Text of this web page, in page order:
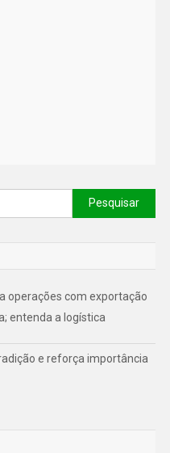
operações com exportação
entenda a logística
e reforça importância